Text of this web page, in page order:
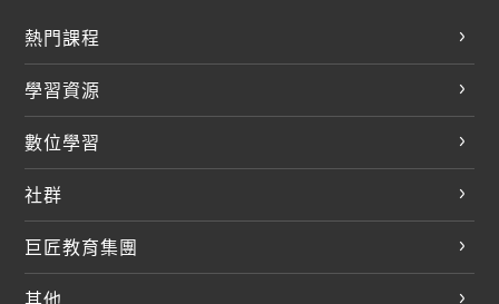
熱門課程
開口溜英文
多益課程
雅思課程
商用英文
學習資源
開課查詢
學員專區
Line 官方帳號
數位學習
巨匠日語數位學院
巨匠電腦數位學院
社群
就愛嗑英文吐司IG
巨匠教育集團